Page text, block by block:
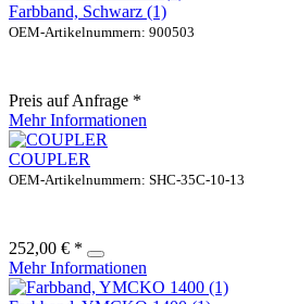
Farbband, Schwarz (1)
OEM-Artikelnummern: 900503
Preis auf Anfrage *
Mehr Informationen
COUPLER
OEM-Artikelnummern: SHC-35C-10-13
252,00 € *
Mehr Informationen